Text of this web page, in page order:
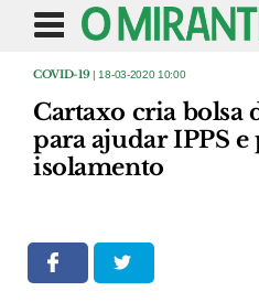
COVID-19| 18-03-2020 10:00
Cartaxo cria bolsa
para ajudar IPPS e
isolamento